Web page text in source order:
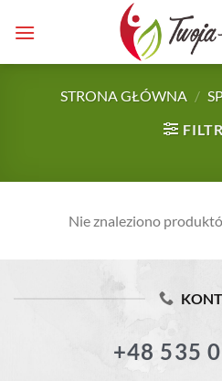
STRONA GŁÓWNA /
Nie znaleziono
+48 535